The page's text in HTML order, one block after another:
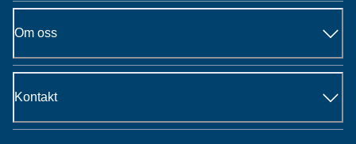
Om oss
Kontakt